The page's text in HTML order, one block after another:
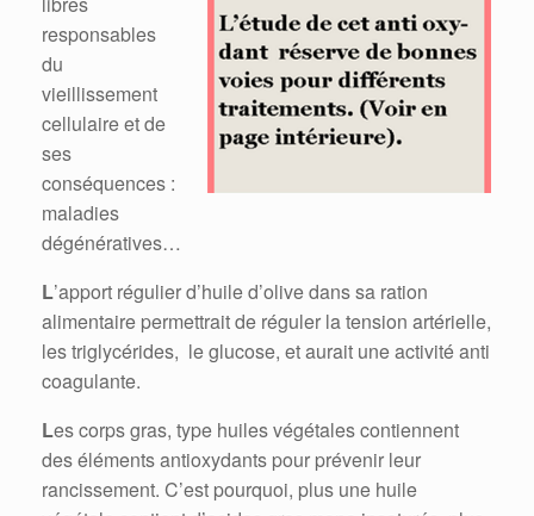
responsables
du
vieillissement
cellulaire et de
ses
conséquences :
maladies
dégénératives…
L’apport régulier d’huile d’olive dans sa ration
alimentaire permettrait de réguler la tension artérielle,
les triglycérides, le glucose, et aurait une activité anti
coagulante.
Les corps gras, type huiles végétales contiennent
des éléments antioxydants pour prévenir leur
rancissement. C’est pourquoi, plus une huile